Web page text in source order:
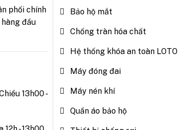
phối chính
đầu
13h00 -
Bảo hộ mắt
Chống tràn hóa chất
Hệ thống khóa an toàn LOTO
Máy đóng đai
Máy nén khí
Quần áo bảo hộ